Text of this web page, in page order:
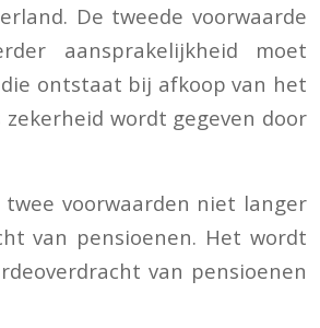
De tweede voorwaarde
aansprakelijkheid moet
ontstaat bij afkoop van het
wordt gegeven door
voorwaarden niet langer
van pensioenen. Het wordt
van pensioenen